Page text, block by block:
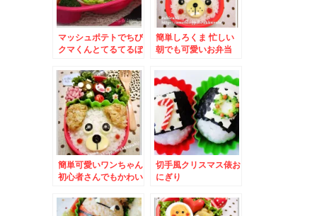
マッシュポテトでちび
クマくんとてるてるぼ
簡単しろくま 忙しい
朝でも可愛いお弁当
簡単可愛いワンちゃん
初心者さんでもかわい
切手風クリスマス俵お
にぎり